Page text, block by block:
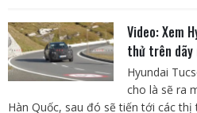
Video: Xem
thử trên dãy
Hyundai
cho là sẽ ra
Hàn Quốc, sau đó sẽ tiến tới các